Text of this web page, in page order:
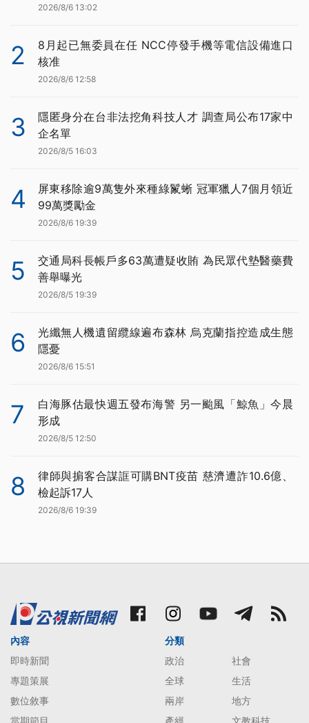
2026/8/6 13:02
2
8月起已無委員在任 NCC停發手機等電信設備進口
核准
2026/8/6 12:58
3
隱匿身分在台非法挖角科技人才 調查局公布17家中
企名單
2026/8/5 16:03
4
屏東移除逾9萬隻外來種綠鬣蜥 冠軍獵人7個月領近
99萬獎勵金
2026/8/6 19:39
5
交通局科長帳戶多63萬遭疑收賄 為民眾代墊醫藥費
善舉曝光
2026/8/5 19:39
6
光纖無人機遺留纜線遍布森林 烏克蘭指控造成生態
隱憂
2026/8/6 15:51
7
白海豚估最快週五發布海警 另一颱風「鯨魚」今晨
形成
2026/8/5 12:50
8
律師與掮客合謀誆可購BNT疫苗 慈濟遭詐10.6億、
檢起訴17人
2026/8/6 19:39
內容
即時新聞
專題策展
數位敘事
分類
政治
社會
全球
生活
兩岸
地方